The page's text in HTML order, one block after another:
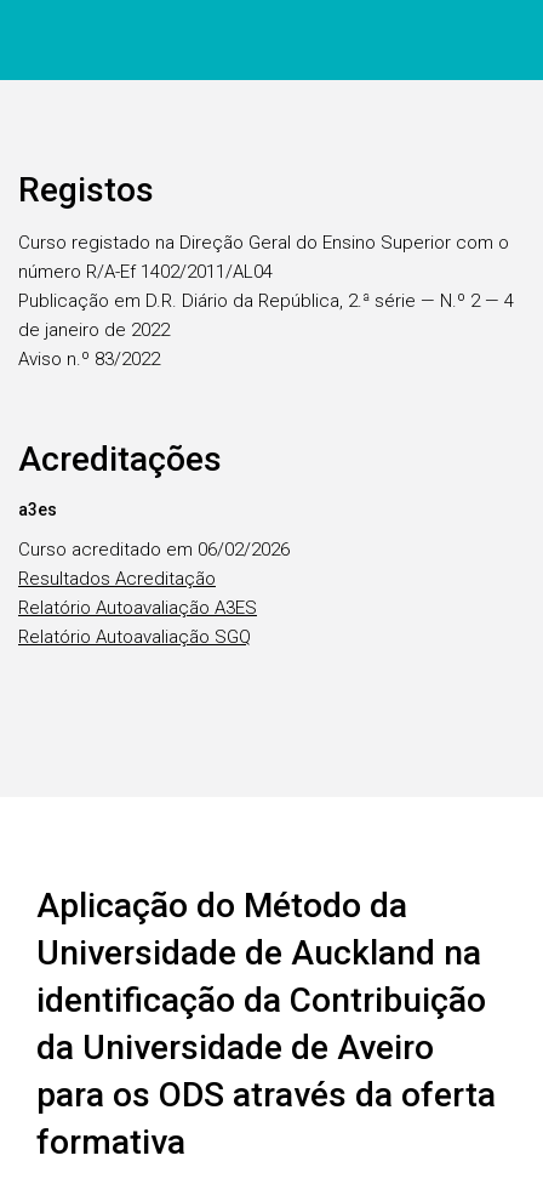
Registos
Curso registado na Direção Geral do Ensino Superior com o
número R/A-Ef 1402/2011/AL04
Publicação em D.R. Diário da República, 2.ª série — N.º 2 — 4
de janeiro de 2022
Aviso n.º 83/2022
Acreditações
a3es
Curso acreditado em 06/02/2026
Resultados Acreditação
Relatório Autoavaliação A3ES
Relatório Autoavaliação SGQ
Aplicação do Método da
Universidade de Auckland na
identificação da Contribuição
da Universidade de Aveiro
para os ODS através da oferta
formativa